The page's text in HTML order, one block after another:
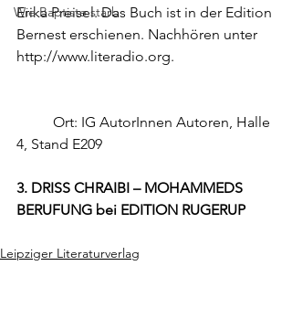
Wie Baptiste starb
Erika Preisel. Das Buch ist in der Edition
Bernest erschienen. Nachhören unter
http://www.literadio.org.
Ort: IG AutorInnen Autoren, Halle
4, Stand E209
3. DRISS CHRAIBI – MOHAMMEDS
BERUFUNG bei EDITION RUGERUP
Leipziger Literaturverlag